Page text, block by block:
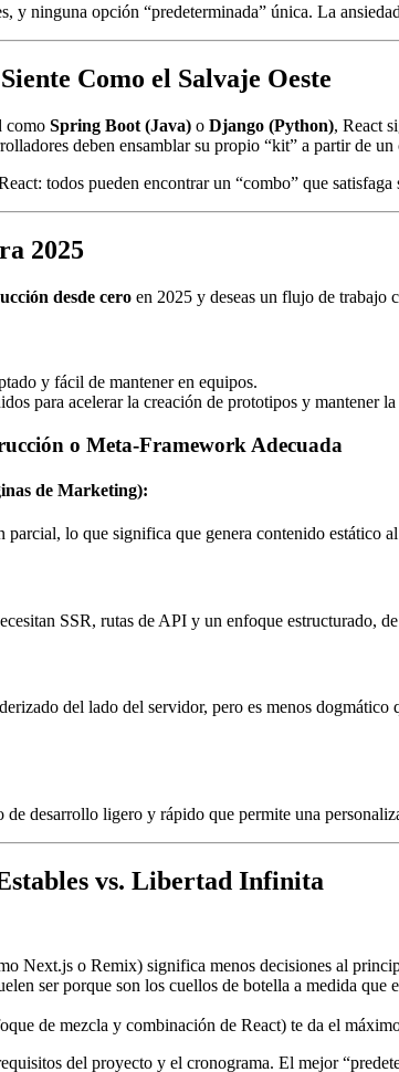
y ninguna opción “predeterminada” única. La
Como el Salvaje Oeste
como Spring Boot (Java) o Django (Python), React
deben ensamblar su propio “kit” a partir de
todos pueden encontrar un “combo” que
2025
desde cero en 2025 y deseas un flujo de trabajo
y fácil de mantener en equipos.
para acelerar la creación de prototipos y mantener
o Meta-Framework Adecuada
de Marketing):
lo que significa que genera contenido estático
SSR, rutas de API y un enfoque estructurado,
del lado del servidor, pero es menos dogmático
desarrollo ligero y rápido que permite una
vs. Libertad Infinita
Next.js o Remix) significa menos decisiones al
ser porque son los cuellos de botella a medida
de mezcla y combinación de React) te da el
del proyecto y el cronograma. El mejor